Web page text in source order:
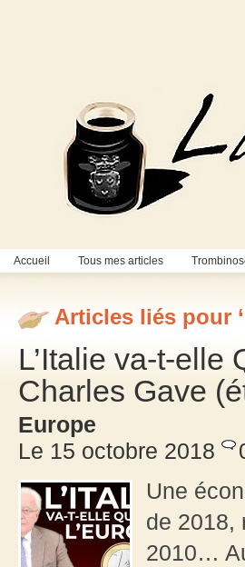
Accueil Tous mes articles
Articles liés pour
L’Italie va-t-elle
Charles Gave
Europe
Le 15 octobre 2018
Une
de 2018,
2010…